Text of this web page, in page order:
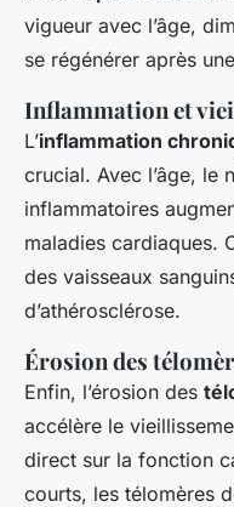
vigueur avec l’âge,
se régénérer après
Inflammation et
L’inflammation
crucial. Avec l’âge, le
inflammatoires
maladies cardiaques.
des vaisseaux
d’athérosclérose.
Érosion des
Enfin, l’érosion des
accélère le
direct sur la fonction
courts, les télomères